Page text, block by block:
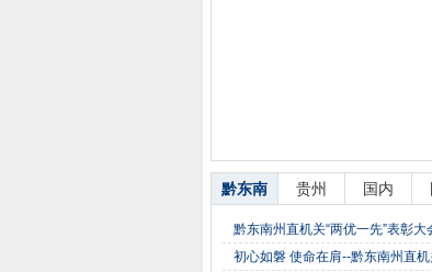
黔东南 贵州 国内
黔东南州直机关“两优一先”表彰
初心如磐 使命在肩--黔东南州直